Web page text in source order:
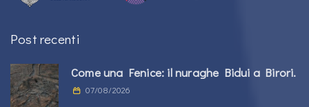
Post recenti
Come una Fenice: il nuraghe Bidui a Birori.
07/08/2026